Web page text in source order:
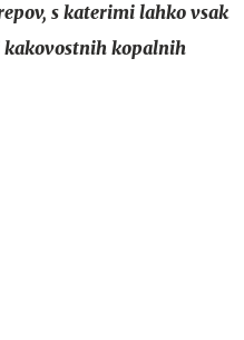
s katerimi lahko vsak
kopalnih